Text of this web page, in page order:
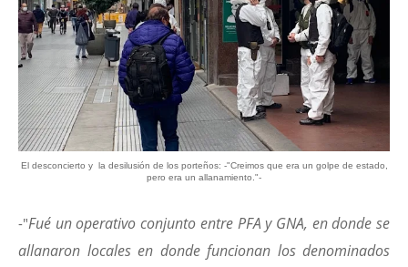
El desconcierto y la desilusión de los porteños: -"Creimos que era un golpe de estado,
pero era un allanamiento."-
-"Fué un operativo conjunto entre PFA y GNA, en donde se
allanaron locales en donde funcionan los denominados